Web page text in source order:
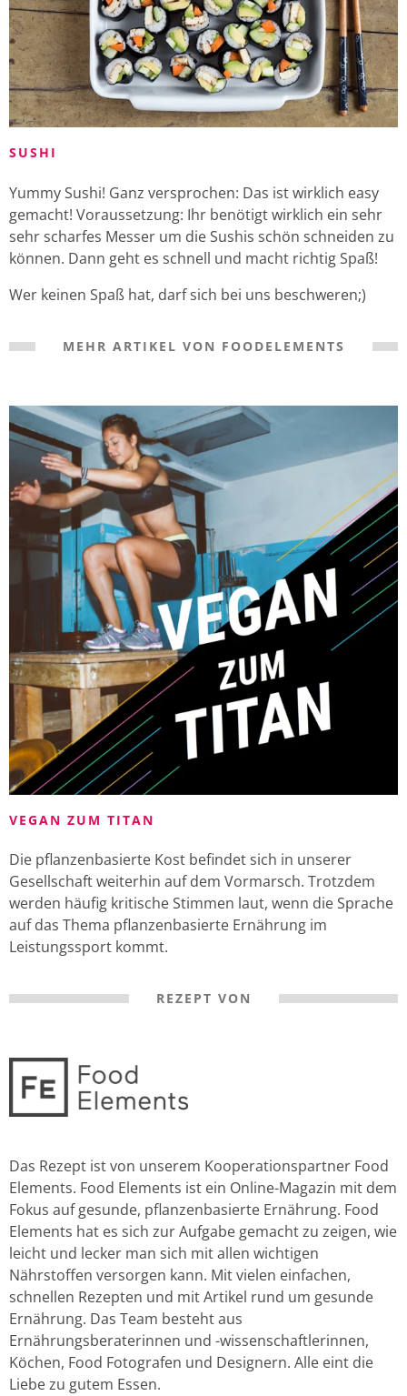
SUSHI
Yummy Sushi! Ganz versprochen: Das ist wirklich easy
gemacht! Voraussetzung: Ihr benötigt wirklich ein sehr
sehr scharfes Messer um die Sushis schön schneiden zu
können. Dann geht es schnell und macht richtig Spaß!
Wer keinen Spaß hat, darf sich bei uns beschweren;)
MEHR ARTIKEL VON FOODELEMENTS
VEGAN ZUM TITAN
Die pflanzenbasierte Kost befindet sich in unserer
Gesellschaft weiterhin auf dem Vormarsch. Trotzdem
werden häufig kritische Stimmen laut, wenn die Sprache
auf das Thema pflanzenbasierte Ernährung im
Leistungssport kommt.
REZEPT VON
Das Rezept ist von unserem Kooperationspartner Food
Elements. Food Elements ist ein Online-Magazin mit dem
Fokus auf gesunde, pflanzenbasierte Ernährung. Food
Elements hat es sich zur Aufgabe gemacht zu zeigen, wie
leicht und lecker man sich mit allen wichtigen
Nährstoffen versorgen kann. Mit vielen einfachen,
schnellen Rezepten und mit Artikel rund um gesunde
Ernährung. Das Team besteht aus
Ernährungsberaterinnen und -wissenschaftlerinnen,
Köchen, Food Fotografen und Designern. Alle eint die
Liebe zu gutem Essen.